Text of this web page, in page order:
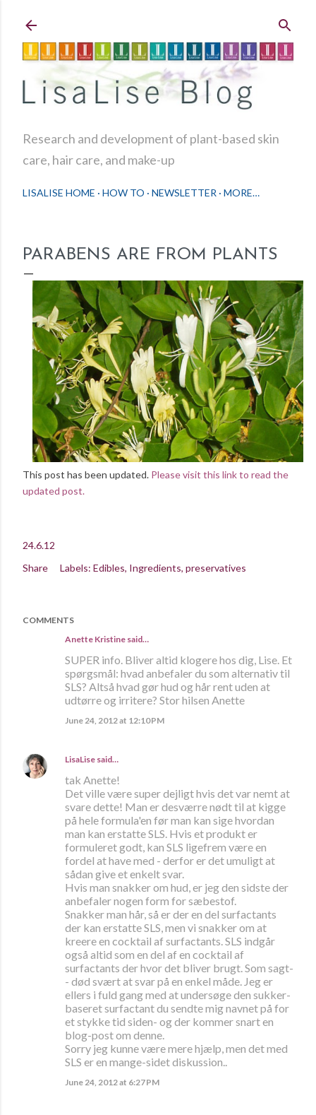
Research and development of plant-based skin
care, hair care, and make-up
LISALISE HOME HOW TO NEWSLETTER MORE…
PARABENS ARE FROM PLANTS
This post has been updated. Please visit this link to read the
updated post.
24.6.12
Share
Labels: Edibles Ingredients preservatives
COMMENTS
Anette Kristine said…
SUPER info. Bliver altid klogere hos dig, Lise. Et
spørgsmål: hvad anbefaler du som alternativ til
SLS? Altså hvad gør hud og hår rent uden at
udtørre og irritere? Stor hilsen Anette
June 24, 2012 at 12:10 PM
LisaLise said…
tak Anette!
Det ville være super dejligt hvis det var nemt at
svare dette! Man er desværre nødt til at kigge
på hele formula'en før man kan sige hvordan
man kan erstatte SLS. Hvis et produkt er
formuleret godt, kan SLS ligefrem være en
fordel at have med - derfor er det umuligt at
sådan give et enkelt svar.
Hvis man snakker om hud, er jeg den sidste der
anbefaler nogen form for sæbestof.
Snakker man hår, så er der en del surfactants
der kan erstatte SLS, men vi snakker om at
kreere en cocktail af surfactants. SLS indgår
også altid som en del af en cocktail af
surfactants der hvor det bliver brugt. Som sagt-
- død svært at svar på en enkel måde. Jeg er
ellers i fuld gang med at undersøge den sukker-
baseret surfactant du sendte mig navnet på for
et stykke tid siden- og der kommer snart en
blog-post om denne.
Sorry jeg kunne være mere hjælp, men det med
SLS er en mange-sidet diskussion..
June 24, 2012 at 6:27 PM